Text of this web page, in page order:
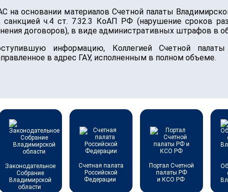
на основании материалов Счетной палаты
санкцией ч.4 ст. 7.32.3 КоАП РФ (нарушение сроков
договоров), в виде административных штрафов в
информацию, Коллегией Счетной
в адрес ГАУ, исполненным в полном объеме.
Законодательное
Собрание
Владимирской
области
Счетная палата
Российской
Федерации
Портал Счетной
палаты РФ
и КСО РФ